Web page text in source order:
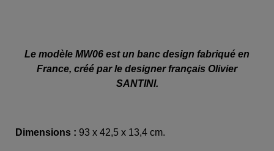
Le modèle MW06 est un banc design fabriqué en
France, créé par le designer français Olivier
SANTINI.
Dimensions : 93 x 42,5 x 13,4 cm.